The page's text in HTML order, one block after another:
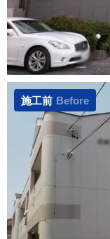
施工前 Before